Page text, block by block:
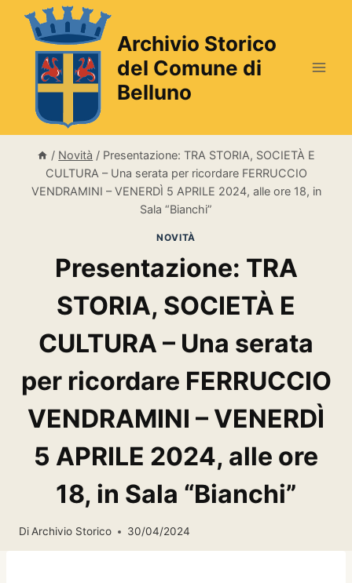
Salta
contenuto
Archivio Storico
del Comune di
Belluno
/ Novità / Presentazione: TRA STORIA, SOCIETÀ E
CULTURA – Una serata per ricordare FERRUCCIO
VENDRAMINI – VENERDÌ 5 APRILE 2024, alle ore 18, in
Sala “Bianchi”
NOVITÀ
Presentazione: TRA
STORIA, SOCIETÀ E
CULTURA – Una serata
per ricordare FERRUCCIO
VENDRAMINI – VENERDÌ
5 APRILE 2024, alle ore
18, in Sala “Bianchi”
DiArchivio Storico 30/04/2024